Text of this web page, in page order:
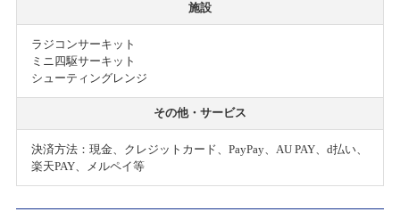
施設
ラジコンサーキット
ミニ四駆サーキット
シューティングレンジ
その他・サービス
決済方法：現金、クレジットカード、PayPay、AU PAY、d払い、
楽天PAY、メルペイ等